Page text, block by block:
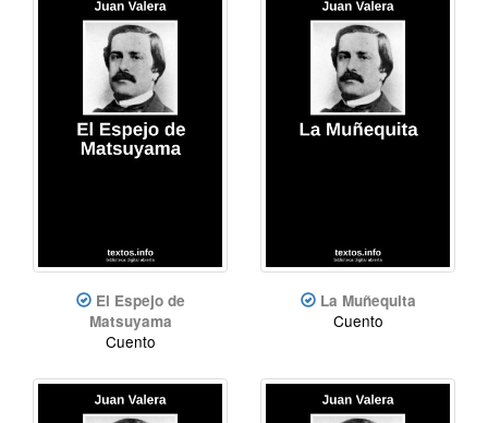
El Espejo de
Matsuyama
Cuento
La Muñequita
Cuento